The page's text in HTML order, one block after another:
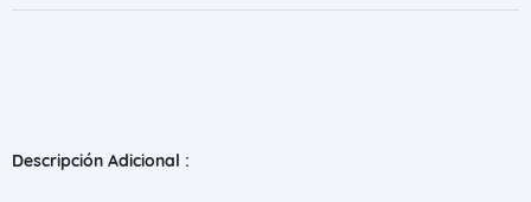
Descripción Adicional :